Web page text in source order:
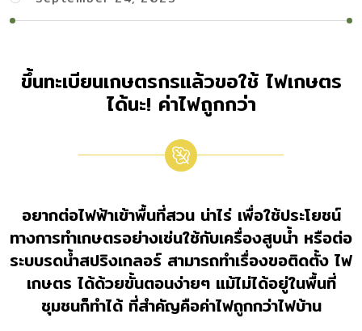
ขึ้นทะเบียนเกษตรกรแล้วขอใช้ ไฟเกษตร
ได้นะ! ค่าไฟถูกกว่า
อยากต่อไฟฟ้าเข้าพื้นที่สวน น่าไร่ เพื่อใช้ประโยชน์
ทางการทำเกษตรอย่างเช่นใช้กับเครื่องสูบน้ำ หรือต่อ
ระบบรดน้ำสปริงเกลอร์ สามารถทำเรื่องขอติดตั้ง ไฟ
เกษตร ได้ด้วยขั้นตอนง่ายๆ แม้ไม่ได้อยู่ในพื้นที่
ชุมชนก็ทำได้ ที่สำคัญคือค่าไฟถูกกว่าไฟบ้าน